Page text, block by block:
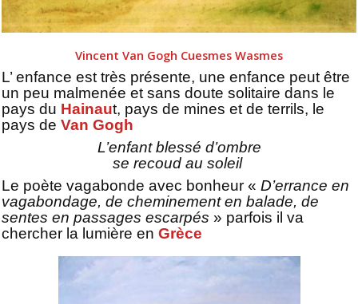
Vincent Van Gogh Cuesmes Wasmes
L’ enfance est très présente, une enfance peut être
un peu malmenée et sans doute solitaire dans le
pays du Hainaut, pays de mines et de terrils, le
pays de Van Gogh
L’enfant blessé d’ombre
se recoud au soleil
Le poète vagabonde avec bonheur « D’errance en
vagabondage, de cheminement en balade, de
sentes en passages escarpés » parfois il va
chercher la lumière en Grèce